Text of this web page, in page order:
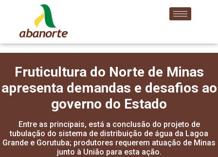
Fruticultura do Norte de Minas
apresenta demandas e desafios ao
governo do Estado
Entre as principais, está a conclusão do projeto de
tubulação do sistema de distribuição de água da Lagoa
Grande e Gorutuba; produtores requerem atuação de Minas
junto à União para esta ação.